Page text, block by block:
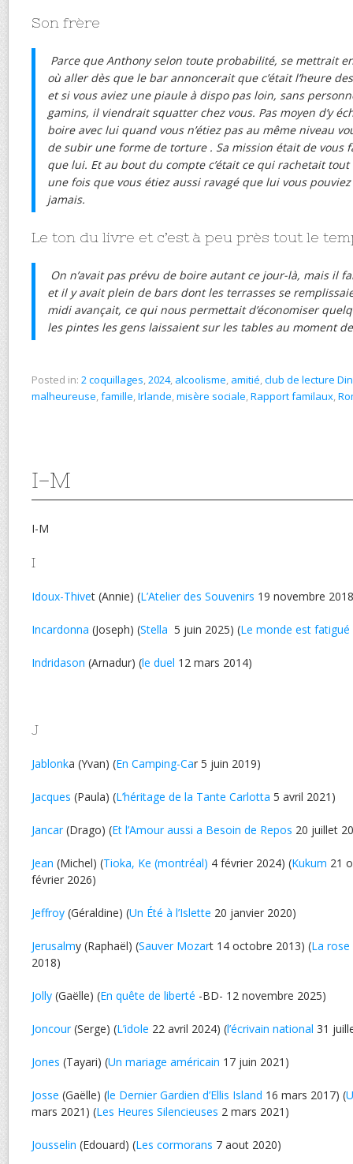
Son frère
Parce que Anthony selon toute probabilité, se mettrait
où aller dès que le bar annoncerait que c’était l’heure
et si vous aviez une piaule à dispo pas loin, sans
gamins, il viendrait squatter chez vous. Pas moyen d’y
boire avec lui quand vous n’étiez pas au même niveau
de subir une forme de torture . Sa mission était de vous
que lui. Et au bout du compte c’était ce qui rachetait
une fois que vous étiez aussi ravagé que lui vous
jamais.
Le ton du livre et c’est à peu près tout le
On n’avait pas prévu de boire autant ce jour-là, mais il
et il y avait plein de bars dont les terrasses se
midi avançait, ce qui nous permettait d’économiser
les pintes les gens laissaient sur les tables au moment de
Posted in: 2 coquillages,2024, alcoolisme, amitié,club de lecture
malheureuse,famille,Irlande,misère sociale,Rapport familaux,
I-M
I-M
I
Idoux-Thivet (Annie) (L’Atelier des Souvenirs 19 novembre
Incardonna (Joseph) (Stella 5 juin 2025) (Le monde est fatigué
Indridason (Arnadur) (le duel 12 mars 2014)
J
Jablonka (Yvan) (En Camping-Car 5 juin 2019)
Jacques (Paula) (L’héritage de la Tante Carlotta 5 avril 2021)
Jancar(Drago) (Et l’Amour aussi a Besoin de Repos 20 juillet
Jean (Michel) (Tioka, Ke (montréal) 4 février 2024) (Kukum 21
février 2026)
Jeffroy (Géraldine) (Un Été à l’Islette 20 janvier 2020)
Jerusalmy (Raphaël) (Sauver Mozart 14 octobre 2013) (La rose
2018)
Jolly (Gaëlle) (En quête de liberté -BD- 12 novembre 2025)
Joncour(Serge) (L’idole 22 avril 2024) (l’écrivain national 31
Jones (Tayari) (Un mariage américain 17 juin 2021)
Josse (Gaëlle) (le Dernier Gardien d’Ellis Island 16 mars 2017) (
mars 2021) (Les Heures Silencieuses 2 mars 2021)
Jousselin (Edouard) (Les cormorans 7 aout 2020)